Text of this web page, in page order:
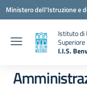
Vai ai contenuti
Vai al menu di navigazione
Vai al footer
Ministero dell'Istruzione e
Istituto di
Superiore
I.I.S.